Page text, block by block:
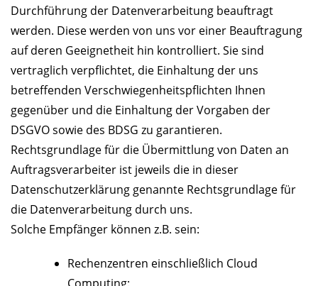
Durchführung der Datenverarbeitung beauftragt
werden. Diese werden von uns vor einer Beauftragung
auf deren Geeignetheit hin kontrolliert. Sie sind
vertraglich verpflichtet, die Einhaltung der uns
betreffenden Verschwiegenheitspflichten Ihnen
gegenüber und die Einhaltung der Vorgaben der
DSGVO sowie des BDSG zu garantieren.
Rechtsgrundlage für die Übermittlung von Daten an
Auftragsverarbeiter ist jeweils die in dieser
Datenschutzerklärung genannte Rechtsgrundlage für
die Datenverarbeitung durch uns.
Solche Empfänger können z.B. sein:
Rechenzentren einschließlich Cloud